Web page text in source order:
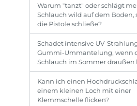
Warum "tanzt" oder schlägt
Schlauch wild auf dem Boden,
die Pistole schließe?
Schadet intensive UV-
Gummi-Ummantelung, wenn
Schlauch im Sommer draußen
Kann ich einen
einem kleinen Loch mit einer
Klemmschelle flicken?